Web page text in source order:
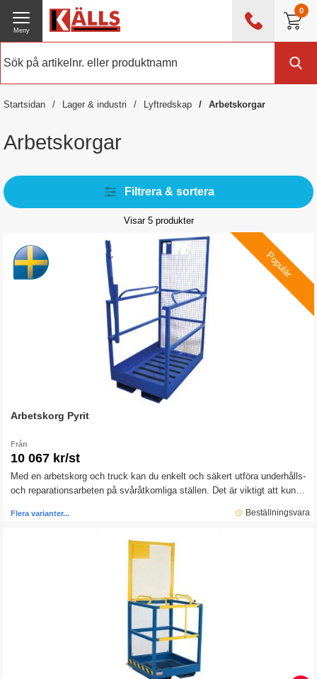
0
0476 - 214 80
Meny
Startsidan Lager & industri Lyftredskap Arbetskorgar
Arbetskorgar
Filtrera & sortera
Visar 5produkter
Populär
Arbetskorg Pyrit
Från
10 067 kr/st
Med en arbetskorg och truck kan du enkelt och säkert utföra underhålls-
och reparationsarbeten på svåråtkomliga ställen. Det är viktigt att kunna
Beställningsvara
Flera varianter...